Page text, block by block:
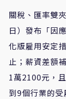
關稅 、匯率雙
日）發布 「因
化版雇用安定
止 ； 薪資差額
1萬2100元 ，
到9個行業的受